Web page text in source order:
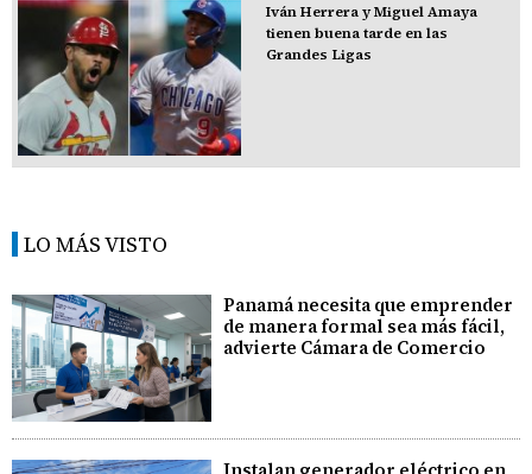
Iván Herrera y Miguel Amaya
tienen buena tarde en las
Grandes Ligas
LO MÁS VISTO
Panamá necesita que emprender
de manera formal sea más fácil,
advierte Cámara de Comercio